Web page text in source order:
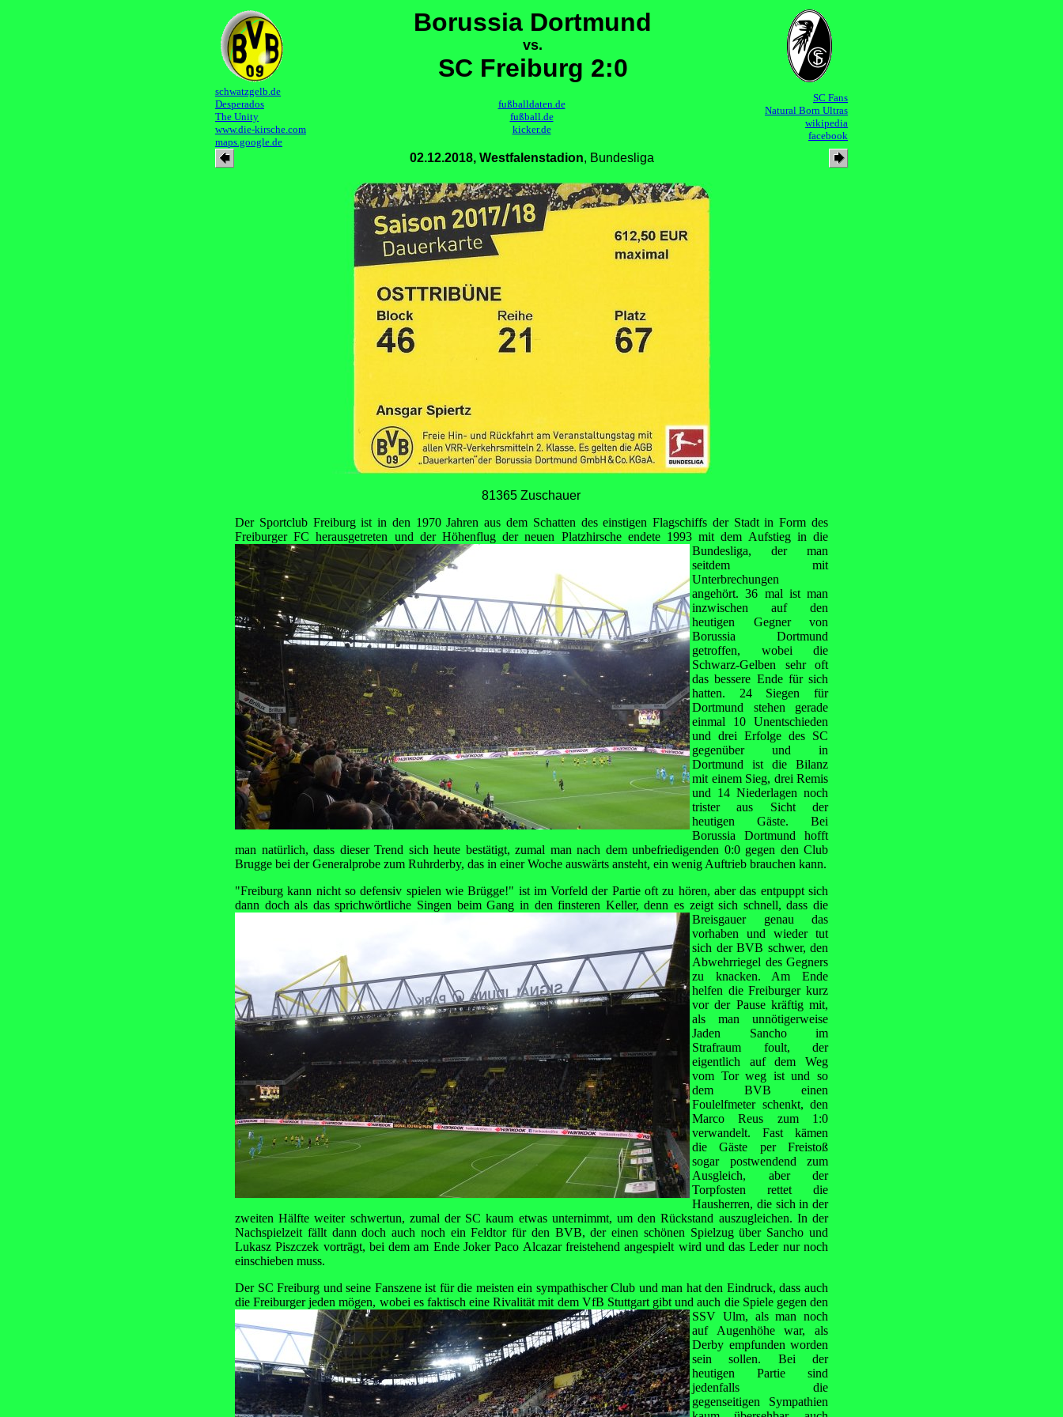
Borussia Dortmund
vs.
SC Freiburg 2:0
schwatzgelb.de
Desperados
The Unity
www.die-kirsche.com
maps.google.de
fußballdaten.de
fußball.de
kicker.de
SC Fans
Natural Born Ultras
wikipedia
facebook
02.12.2018, Westfalenstadion, Bundesliga
81365 Zuschauer
Der Sportclub Freiburg ist in den 1970 Jahren aus dem Schatten des einstigen Flagschiffs der Stadt in Form des
Freiburger FC herausgetreten und der Höhenflug der neuen Platzhirsche endete 1993 mit dem Aufstieg in die
Bundesliga, der man
seitdem mit
Unterbrechungen
angehört. 36 mal ist man
inzwischen auf den
heutigen Gegner von
Borussia Dortmund
getroffen, wobei die
Schwarz-Gelben sehr oft
das bessere Ende für sich
hatten. 24 Siegen für
Dortmund stehen gerade
einmal 10 Unentschieden
und drei Erfolge des SC
gegenüber und in
Dortmund ist die Bilanz
mit einem Sieg, drei Remis
und 14 Niederlagen noch
trister aus Sicht der
heutigen Gäste. Bei
Borussia Dortmund hofft
man natürlich, dass dieser Trend sich heute bestätigt, zumal man nach dem unbefriedigenden 0:0 gegen den Club
Brugge bei der Generalprobe zum Ruhrderby, das in einer Woche auswärts ansteht, ein wenig Auftrieb brauchen kann.
"Freiburg kann nicht so defensiv spielen wie Brügge!" ist im Vorfeld der Partie oft zu hören, aber das entpuppt sich
dann doch als das sprichwörtliche Singen beim Gang in den finsteren Keller,denn es zeigt sich schnell, dass die
Breisgauer genau das
vorhaben und wieder tut
sich der BVB schwer, den
Abwehrriegel des Gegners
zu knacken. Am Ende
helfen die Freiburger kurz
vor der Pause kräftig mit,
als man unnötigerweise
Jaden Sancho im
Strafraum foult, der
eigentlich auf dem Weg
vom Tor weg ist und so
dem BVB einen
Foulelfmeter schenkt, den
Marco Reus zum 1:0
verwandelt. Fast kämen
die Gäste per Freistoß
sogar postwendend zum
Ausgleich, aber der
Torpfosten rettet die
Hausherren, die sich in der
zweiten Hälfte weiter schwertun, zumal der SC kaum etwas unternimmt, um den Rückstand auszugleichen. In der
Nachspielzeit fällt dann doch auch noch ein Feldtor für den BVB, der einen schönen Spielzug über Sancho und
Lukasz Piszczek vorträgt, bei dem am Ende Joker Paco Alcazar freistehend angespielt wird und das Leder nur noch
einschieben muss.
Der SC Freiburg und seine Fanszene ist für die meisten ein sympathischer Club und man hat den Eindruck, dass auch
die Freiburger jeden mögen, wobei es faktisch eine Rivalität mit dem VfB Stuttgart gibt und auch die Spiele gegen den
SSV Ulm, als man noch
auf Augenhöhe war, als
Derby empfunden worden
sein sollen. Bei der
heutigen Partie sind
jedenfalls die
gegenseitigen Sympathien